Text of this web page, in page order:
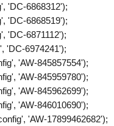
'DC-6868312');
'DC-6868519');
'DC-6871112');
'DC-6974241');
'AW-845857554');
'AW-845959780');
'AW-845962699');
'AW-846010690');
'AW-17899462682');